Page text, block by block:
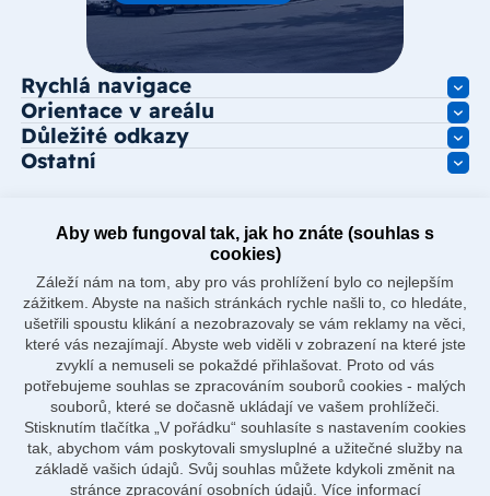
Rychlá navigace
Orientace v areálu
Důležité odkazy
Ostatní
Aby web fungoval tak, jak ho znáte (souhlas s
cookies)
Záleží nám na tom, aby pro vás prohlížení bylo co nejlepším
zážitkem. Abyste na našich stránkách rychle našli to, co hledáte,
ušetřili spoustu klikání a nezobrazovaly se vám reklamy na věci,
které vás nezajímají. Abyste web viděli v zobrazení na které jste
zvyklí a nemuseli se pokaždé přihlašovat. Proto od vás
potřebujeme souhlas se zpracováním souborů cookies - malých
souborů, které se dočasně ukládají ve vašem prohlížeči.
Stisknutím tlačítka „V pořádku“ souhlasíte s nastavením cookies
tak, abychom vám poskytovali smysluplné a užitečné služby na
základě vašich údajů. Svůj souhlas můžete kdykoli změnit na
stránce zpracování osobních údajů. Více informací